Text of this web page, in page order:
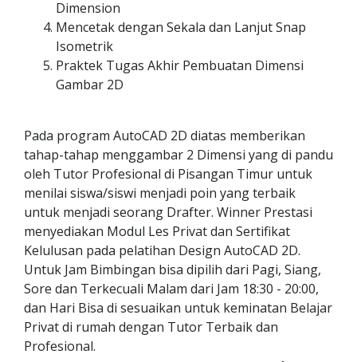
Dimension
Mencetak dengan Sekala dan Lanjut Snap
Isometrik
Praktek Tugas Akhir Pembuatan Dimensi
Gambar 2D
Pada program AutoCAD 2D diatas memberikan
tahap-tahap menggambar 2 Dimensi yang di pandu
oleh Tutor Profesional di Pisangan Timur untuk
menilai siswa/siswi menjadi poin yang terbaik
untuk menjadi seorang Drafter. Winner Prestasi
menyediakan Modul Les Privat dan Sertifikat
Kelulusan pada pelatihan Design AutoCAD 2D.
Untuk Jam Bimbingan bisa dipilih dari Pagi, Siang,
Sore dan Terkecuali Malam dari Jam 18:30 - 20:00,
dan Hari Bisa di sesuaikan untuk keminatan Belajar
Privat di rumah dengan Tutor Terbaik dan
Profesional.